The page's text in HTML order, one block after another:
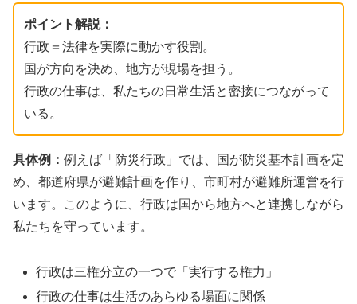
ポイント解説：
行政＝法律を実際に動かす役割。
国が方向を決め、地方が現場を担う。
行政の仕事は、私たちの日常生活と密接につながって
いる。
具体例： 例えば「防災行政」では、国が防災基本計画を定
め、都道府県が避難計画を作り、市町村が避難所運営を行
います。このように、行政は国から地方へと連携しながら
私たちを守っています。
行政は三権分立の一つで「実行する権力」
行政の仕事は生活のあらゆる場面に関係